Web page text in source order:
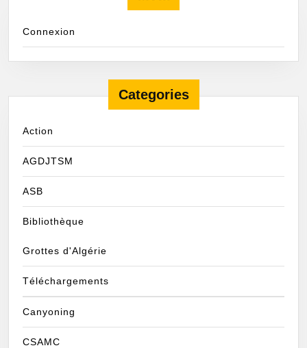
Connexion
Categories
Action
AGDJTSM
ASB
Bibliothèque
Grottes d'Algérie
Téléchargements
Canyoning
CSAMC